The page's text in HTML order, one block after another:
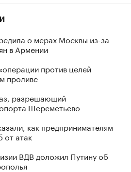
о мерах Москвы из-за
в Армении
против целей
проливе
разрешающий
Шереметьево
как предпринимателям
от атак
ВДВ доложил Путину об